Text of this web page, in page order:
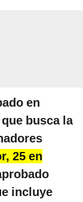
en
busca la
25 en
incluye